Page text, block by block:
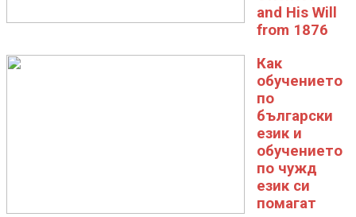
and His Will
from 1876
Как
обучението
по
български
език и
обучението
по чужд
език си
помагат